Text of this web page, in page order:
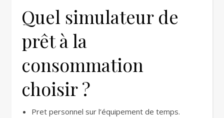
Quel simulateur de
prêt à la
consommation
choisir ?
Pret personnel sur l’équipement de temps.